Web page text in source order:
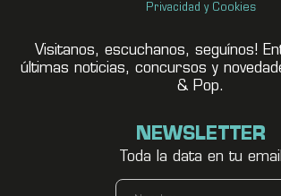
Privacidad y Cookies
Visitanos, escuchanos, seguínos!
últimas noticias, concursos y
& Pop.
NEWSLETTER
Toda la data en tu email